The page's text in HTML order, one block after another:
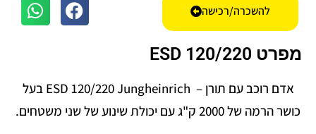
להשכרה/רכישה
מפרט ESD 120/220
אדם רוכב עם תורן – ESD 120/220 Jungheinrich בעל
כושר הרמה של 2000 ק"ג עם יכולת שינוע של שני משטחים.